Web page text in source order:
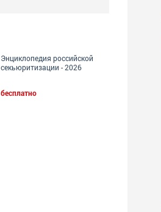
Энциклопедия российской
секьюритизации - 2026
бесплатно